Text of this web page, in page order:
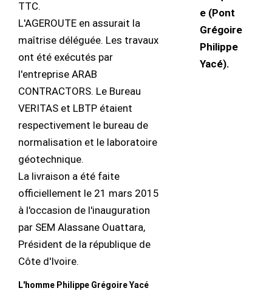
TTC.
L'AGEROUTE en assurait la
maîtrise déléguée. Les travaux
ont été exécutés par
l'entreprise ARAB
CONTRACTORS. Le Bureau
VERITAS et LBTP étaient
respectivement le bureau de
normalisation et le laboratoire
géotechnique.
La livraison a été faite
officiellement le 21 mars 2015
à l'occasion de l'inauguration
par SEM Alassane Ouattara,
Président de la république de
Côte d'Ivoire.
L'homme Philippe Grégoire Yacé
e (Pont
Grégoire
Philippe
Yacé).